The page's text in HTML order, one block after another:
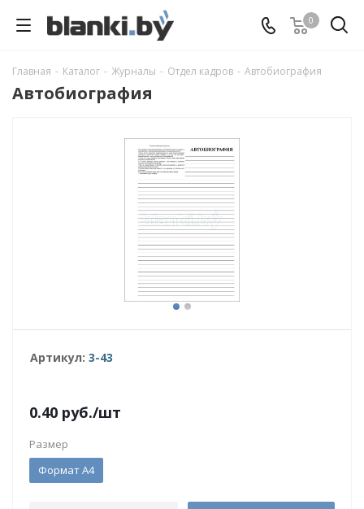
0
Главная - Каталог - Журналы - Отдел кадров - Автобиография
Автобиография
Артикул: 3-43
0.40 руб./шт
Размер
Формат А4